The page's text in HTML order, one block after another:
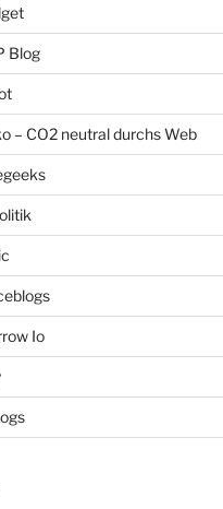
Blog
– CO2 neutral durchs Web
Io